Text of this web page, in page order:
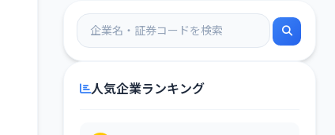
人気企業ランキング